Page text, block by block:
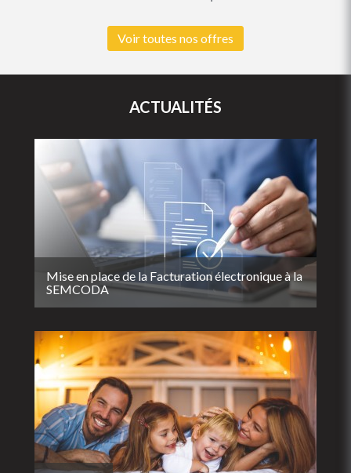
Voir toutes nos offres
ACTUALITÉS
Mise en place de la Facturation électronique à la
SEMCODA